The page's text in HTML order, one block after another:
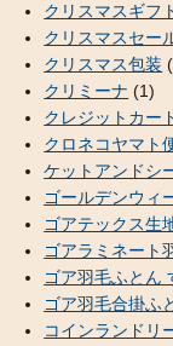
クリスマスギフ
クリスマスセー
クリスマス包装
クリミーナ (1)
クレジットカー
クロネコヤマト
ケットアンドシ
ゴールデンウィ
ゴアテックス生
ゴアラミネート
ゴア羽毛ふとん
ゴア羽毛合掛ふ
コインランドリ